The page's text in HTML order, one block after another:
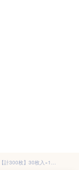
【本日5％OFF!】送料無料 ! 超爽快 ボディシート【計300枚】30枚入×10袋 ストロングクール 汗拭きシート 日本製 メントール ひんやり 夏物【 制汗シート 冷感 体用 メンズ レディース 防災グッズ 】送料込 60N◇ COOLシート10袋